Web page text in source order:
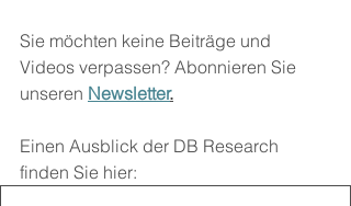
Sie möchten keine Beiträge und
Videos verpassen? Abonnieren Sie
unseren Newsletter.
Einen Ausblick der DB Research
finden Sie hier: